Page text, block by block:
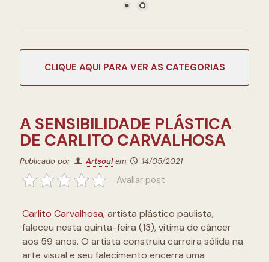
A SENSIBILIDADE PLÁSTICA
DE CARLITO CARVALHOSA
Publicado por Artsoul em 14/05/2021
Avaliar post
Carlito Carvalhosa, artista plástico paulista,
faleceu nesta quinta-feira (13), vítima de câncer
aos 59 anos. O artista construiu carreira sólida na
arte visual e seu falecimento encerra uma
CATEGORIAS